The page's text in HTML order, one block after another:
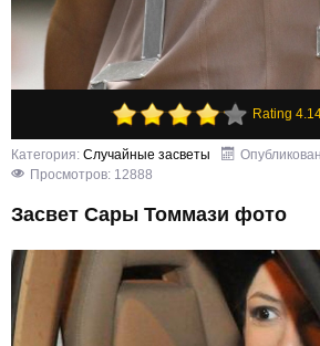
Rating
Категория: Случайные засветы
Просмотров: 12888
Засвет Сары Томмази фото